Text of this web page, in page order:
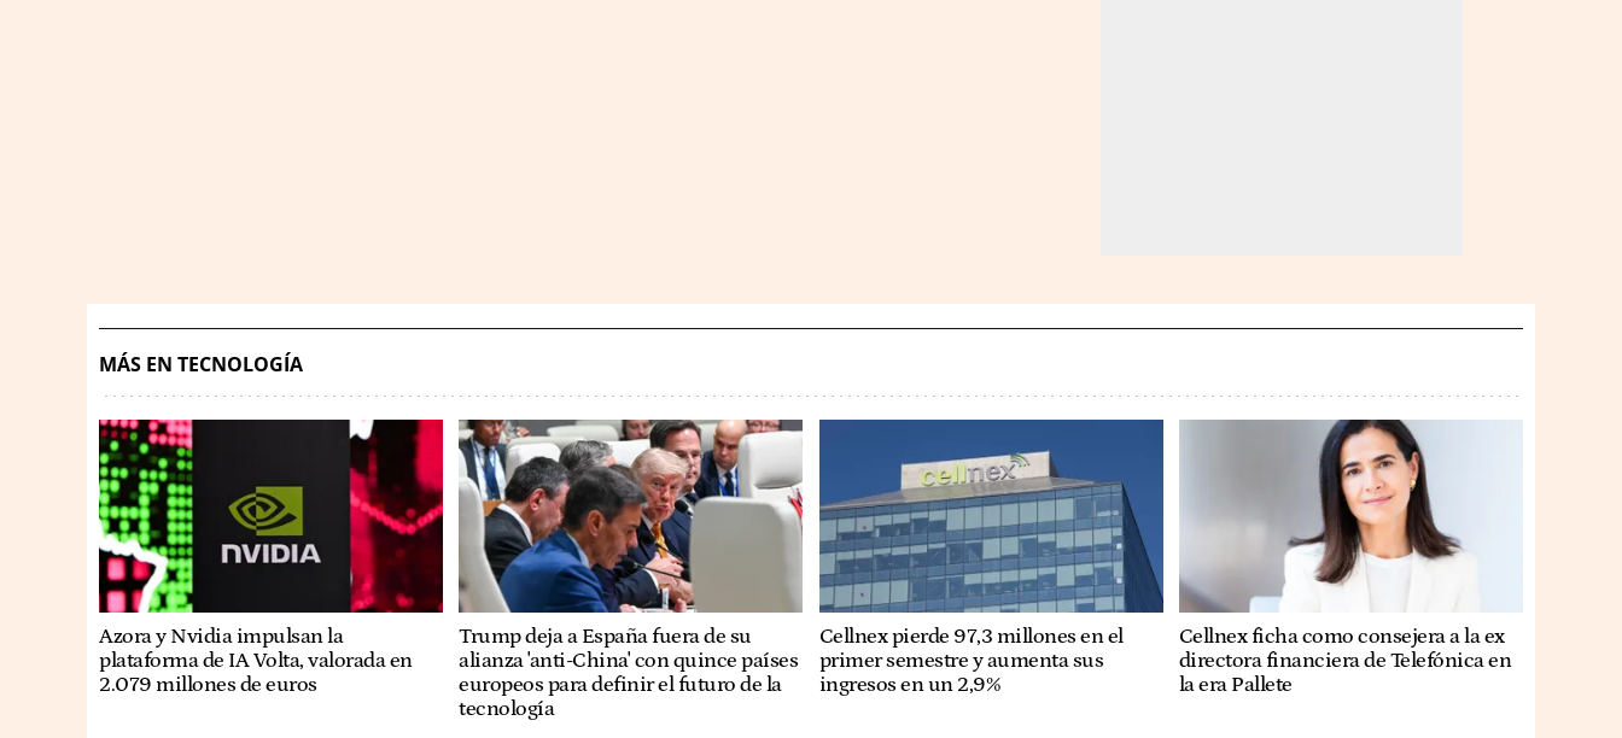
MÁS EN TECNOLOGÍA
Azora y Nvidia impulsan la
plataforma de IA Volta, valorada en
2.079 millones de euros
Trump deja a España fuera de su
alianza 'anti-China' con quince países
europeos para definir el futuro de la
tecnología
Cellnex pierde 97,3 millones en el
primer semestre y aumenta sus
ingresos en un 2,9%
Cellnex ficha como consejera a la ex
directora financiera de Telefónica en
la era Pallete